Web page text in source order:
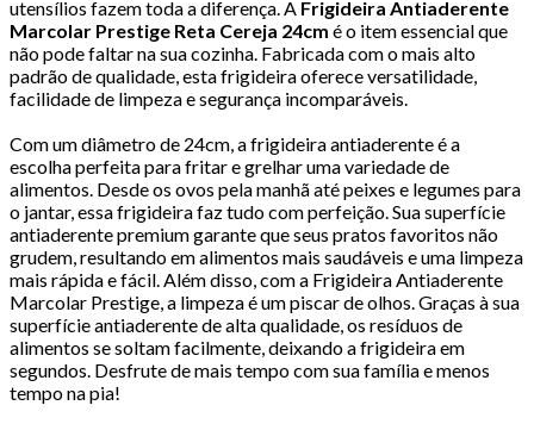
utensílios fazem toda a diferença. A Frigideira Antiaderente
Marcolar Prestige Reta Cereja 24cm é o item essencial que
não pode faltar na sua cozinha. Fabricada com o mais alto
padrão de qualidade, esta frigideira oferece versatilidade,
facilidade de limpeza e segurança incomparáveis.
Com um diâmetro de 24cm, a frigideira antiaderente é a
escolha perfeita para fritar e grelhar uma variedade de
alimentos. Desde os ovos pela manhã até peixes e legumes para
o jantar, essa frigideira faz tudo com perfeição. Sua superfície
antiaderente premium garante que seus pratos favoritos não
grudem, resultando em alimentos mais saudáveis e uma limpeza
mais rápida e fácil. Além disso, com a Frigideira Antiaderente
Marcolar Prestige, a limpeza é um piscar de olhos. Graças à sua
superfície antiaderente de alta qualidade, os resíduos de
alimentos se soltam facilmente, deixando a frigideira em
segundos. Desfrute de mais tempo com sua família e menos
tempo na pia!